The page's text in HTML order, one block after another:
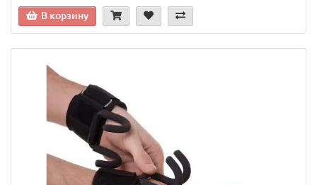
В корзину